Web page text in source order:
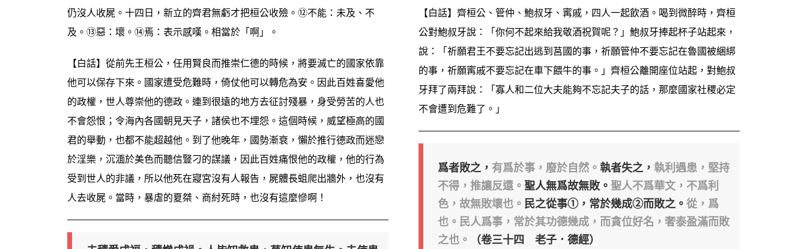
仍沒人收屍。十四日，新立的齊君無虧才把桓公收殮。⑫不能：未及、不
及。⑬惡：壞。⑭焉：表示感嘆。相當於「啊」。
【白話】從前先王桓公，任用賢良而推崇仁德的時候，將要滅亡的國家依靠
他可以保存下來。國家遭受危難時，倚仗他可以轉危為安。因此百姓喜愛他
的政權，世人尊崇他的德政。連到很遠的地方去征討殘暴，身受勞苦的人也
不會怨恨；令海內各國朝見天子，諸侯也不埋怨。這個時候，威望極高的國
君的舉動，也都不能超越他。到了他晚年，國勢漸衰，懶於推行德政而迷戀
於淫樂，沉湎於美色而聽信豎刁的謀議，因此百姓痛恨他的政權，他的行為
受到世人的非議，所以他死在寢宮沒有人報告，屍體長蛆爬出牆外，也沒有
人去收屍。當時，暴虐的夏桀、商紂死時，也沒有這麼慘啊！
【白話】齊桓公、管仲、鮑叔牙、寗戚，四人一起飲酒。喝到微醉時，齊桓
公對鮑叔牙說：「你何不起來給我敬酒祝賀呢？」鮑叔牙捧起杯子站起來，
說：「祈願君王不要忘記出逃到莒國的事，祈願管仲不要忘記在魯國被綑綁
的事，祈願寗戚不要忘記在車下餵牛的事。」齊桓公離開座位站起，對鮑叔
牙拜了兩拜說：「寡人和二位大夫能夠不忘記夫子的話，那麼國家社稷必定
不會遭到危難了。」
爲者敗之， 有爲於事，廢於自然。 執者失之， 執利遇患，堅持
不得，推讓反還。 聖人無爲故無敗。 聖人不爲華文，不爲利
色，故無敗壞也。 民之從事①，常於幾成②而敗之。 從，爲
也。民人爲事，常於其功德幾成，而貪位好名，奢泰盈滿而敗
之也。
（卷三十四 老子．德經）